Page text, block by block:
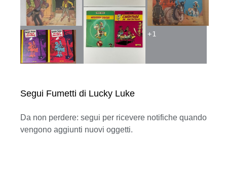
Segui Fumetti di Lucky Luke
Da non perdere: segui per ricevere notifiche quando
vengono aggiunti nuovi oggetti.
+1